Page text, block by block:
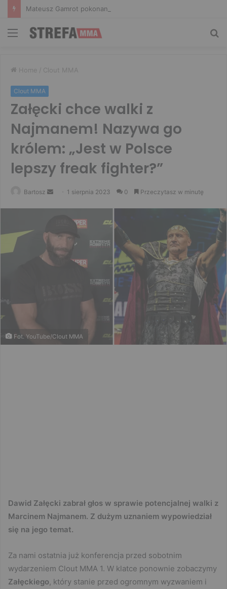
Menu
Home / Clout MMA
Clout MMA
Załęcki chce walki z
Najmanem! Nazywa go
królem: „Jest w Polsce
lepszy freak fighter?”
Bartosz
Send 1 sierpnia 2023 0 Przeczytasz w minutę
Fot. YouTube/Clout MMA
Dawid Załęcki zabrał głos w sprawie potencjalnej walki z
Marcinem Najmanem. Z dużym uznaniem wypowiedział
się na jego temat.
Za nami ostatnia już konferencja przed sobotnim
wydarzeniem Clout MMA 1. W klatce ponownie zobaczymy
Załęckiego, który stanie przed ogromnym wyzwaniem i